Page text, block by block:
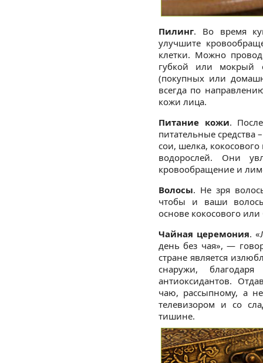
Пилинг. Во время
улучшите
клетки. Можно
губкой или мокрый с
(покупных или
всегда по
кожи лица.
Питание кожи.
питательные средства
сои, шелка,
водорослей. Они
кровообращение и
Волосы. Не зря
чтобы и ваши
основе кокосового
Чайная церемония.
день без чая», —
стране является
снаружи,
антиоксидантов.
чаю, рассыпному, а
телевизором и со
тишине.